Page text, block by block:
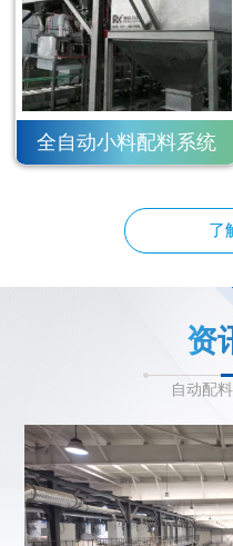
全自动小料配料系统
了
资
自动配